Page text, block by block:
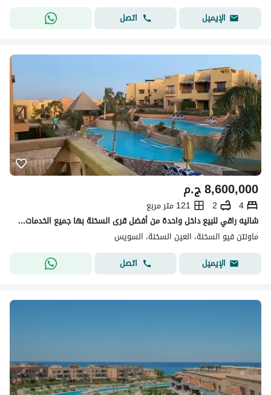
الإيميل
اتصل
ج.م8,600,000
4
2
121 متر مربع
شاليه راقي للبيع داخل واحدة من أفضل قرى السخنة بها جميع الخدمات قرية مونتن فيو العين السحنه بها مطاعم ,كافيهات ,حمامات سباحه, اكوا بارك للاطفال. . . . . . .
ماونتن فيو السخنة، العين السخنة، السويس
الإيميل
اتصل